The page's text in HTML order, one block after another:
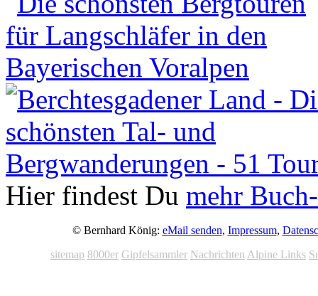
Hier findest Du mehr
© Bernhard König: eMail senden, Impressum,
sitemap 8000er Gipfelsammler Nachrichten Alpine Links